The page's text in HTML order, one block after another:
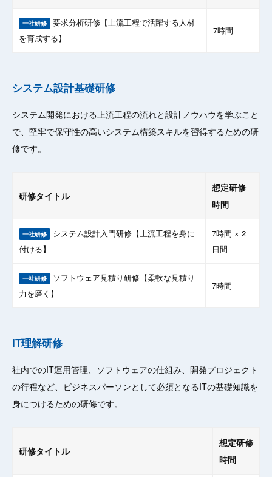
一社研修 要求分析研修【上流工程で活躍する人材
を育成する】
7時間
システム設計基礎研修
システム開発における上流工程の流れと設計ノウハウを学ぶこと
で、堅牢で保守性の高いシステム構築スキルを習得するための研
修です。
研修タイトル
想定研修
時間
一社研修 システム設計入門研修【上流工程を身に
付ける】
7時間 × 2
日間
一社研修 ソフトウェア見積り研修【柔軟な見積り
力を磨く】
7時間
IT理解研修
社内でのIT運用管理、ソフトウェアの仕組み、開発プロジェクト
の行程など、ビジネスパーソンとして必須となるITの基礎知識を
身につけるための研修です。
研修タイトル
想定研修
時間